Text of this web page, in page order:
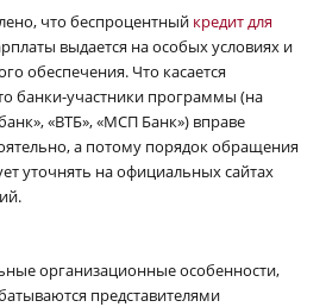
что беспроцентный кредит для
выдается на особых условиях и
обеспечения. Что касается
банки-участники программы (на
«ВТБ», «МСП Банк») вправе
а потому порядок обращения
уточнять на официальных сайтах
организационные особенности,
представителями